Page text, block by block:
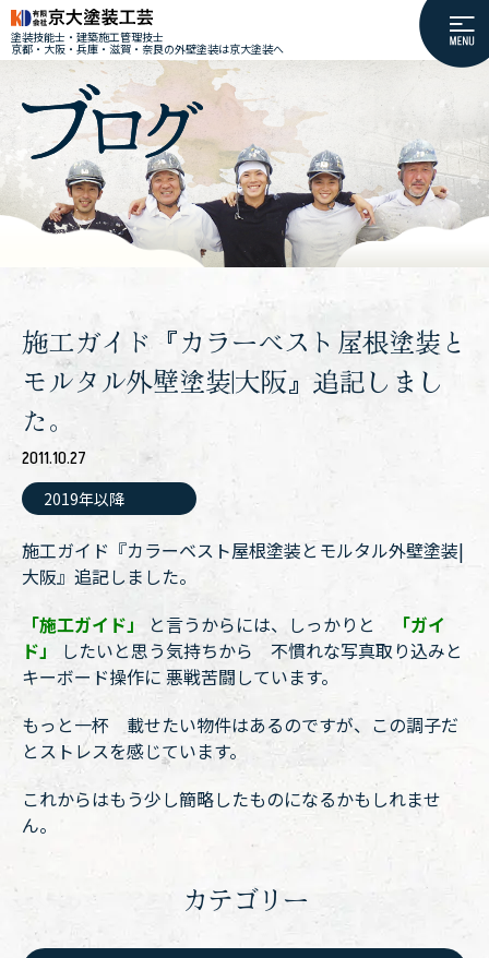
塗装技能士・建築施工管理技士
京都・大阪・兵庫・滋賀・奈良の外壁塗装は京大塗装へ
施工ガイド『カラーベスト屋根塗装と
モルタル外壁塗装|大阪』追記しまし
た。
2011.10.27
2019年以降
施工ガイド『カラーベスト屋根塗装とモルタル外壁塗装|
大阪』追記しました。
「施工ガイド」
と言うからには、しっかりと
「ガイ
ド」
したいと思う気持ちから 不慣れな写真取り込みと
キーボード操作に 悪戦苦闘しています。
もっと一杯 載せたい物件はあるのですが、この調子だ
とストレスを感じています。
これからはもう少し簡略したものになるかもしれませ
ん。
カテゴリー